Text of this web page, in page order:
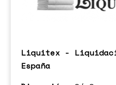
Liquitex -
España